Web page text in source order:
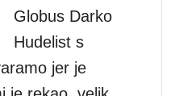
Globus Darko
Hudelist s
jer je